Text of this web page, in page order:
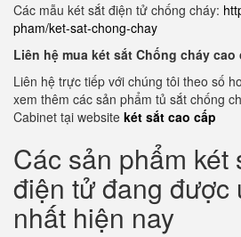
Các mẫu két sắt điện tử chống cháy:
pham/ket-sat-chong-chay
Liên hệ mua két sắt Chống cháy cao
Liên hệ trực tiếp với chúng tôi theo số
xem thêm các sản phẩm tủ sắt chống
Cabinet tại website két sắt cao cấp
Các sản phẩm két
điện tử đang được
nhất hiện nay